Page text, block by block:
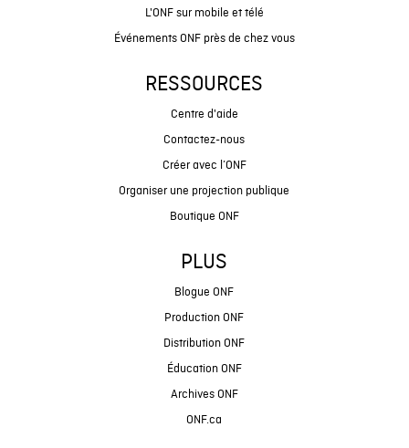
L'ONF sur mobile et télé
Événements ONF près de chez vous
RESSOURCES
Centre d'aide
Contactez-nous
Créer avec l’ONF
Organiser une projection publique
Boutique ONF
PLUS
Blogue ONF
Production ONF
Distribution ONF
Éducation ONF
Archives ONF
ONF.ca